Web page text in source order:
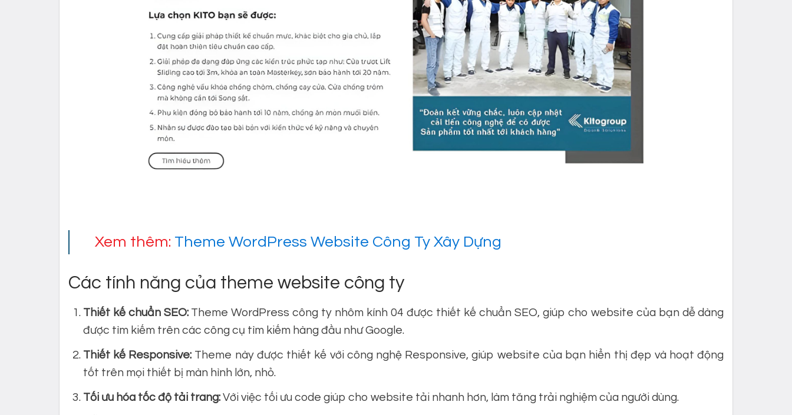
Xem thêm: Theme WordPress Website Công Ty Xây Dựng
Các tính năng của theme website công ty
Thiết kế chuẩn SEO:Theme WordPress công ty nhôm kính 04 được thiết kế chuẩn SEO, giúp cho website của bạn dễ dàng
được tìm kiếm trên các công cụ tìm kiếm hàng đầu như Google.
Thiết kế Responsive: Theme này được thiết kế với công nghệ Responsive, giúp website của bạn hiển thị đẹp và hoạt động
tốt trên mọi thiết bị màn hình lớn, nhỏ.
Tối ưu hóa tốc độ tải trang:Với việc tối ưu code giúp cho website tải nhanh hơn, làm tăng trải nghiệm của người dùng.